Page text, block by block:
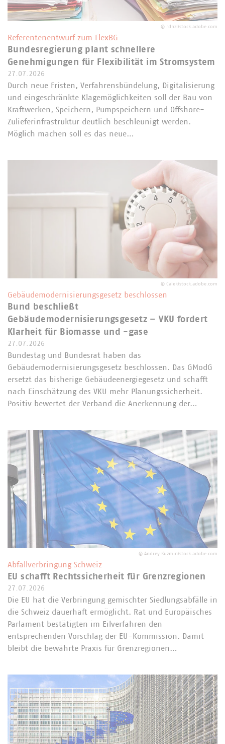
© rdnzl/stock.adobe.com
Referentenentwurf zum FlexBG
Bundesregierung plant schnellere
Genehmigungen für Flexibilität im Stromsystem
27.07.2026
Durch neue Fristen, Verfahrensbündelung, Digitalisierung
und eingeschränkte Klagemöglichkeiten soll der Bau von
Kraftwerken, Speichern, Pumpspeichern und Offshore-
Zulieferinfrastruktur deutlich beschleunigt werden.
Möglich machen soll es das neue…
© Calek/stock.adobe.com
Gebäudemodernisierungsgesetz beschlossen
Bund beschließt
Gebäudemodernisierungsgesetz – VKU fordert
Klarheit für Biomasse und -gase
27.07.2026
Bundestag und Bundesrat haben das
Gebäudemodernisierungsgesetz beschlossen. Das GModG
ersetzt das bisherige Gebäudeenergiegesetz und schafft
nach Einschätzung des VKU mehr Planungssicherheit.
Positiv bewertet der Verband die Anerkennung der…
© Andrey Kuzmin/stock.adobe.com
Abfallverbringung Schweiz
EU schafft Rechtssicherheit für Grenzregionen
27.07.2026
Die EU hat die Verbringung gemischter Siedlungsabfälle in
die Schweiz dauerhaft ermöglicht. Rat und Europäisches
Parlament bestätigten im Eilverfahren den
entsprechenden Vorschlag der EU-Kommission. Damit
bleibt die bewährte Praxis für Grenzregionen…